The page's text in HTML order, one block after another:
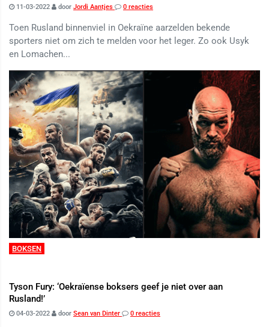
11-03-2022 door Jordi Aantjes 0 reacties
Toen Rusland binnenviel in Oekraïne aarzelden bekende
sporters niet om zich te melden voor het leger. Zo ook Usyk
en Lomachen...
BOKSEN
Tyson Fury: ‘Oekraïense boksers geef je niet over aan
Rusland!’
04-03-2022 door Sean van Dinter 0 reacties